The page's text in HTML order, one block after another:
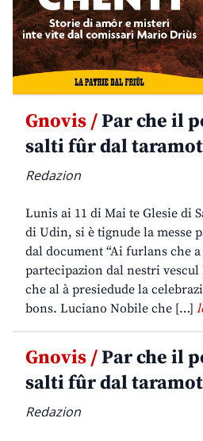
Gnovis /Par che il
salti fûr dal
Redazion
Lunis ai 11 di Mai te Glesie di
di Udin, si è tignude la messe
dal document “Ai furlans che
partecipazion dal nestri
che al à presiedude la
bons. Luciano Nobile che […]
Gnovis /Par che il
salti fûr dal
Redazion